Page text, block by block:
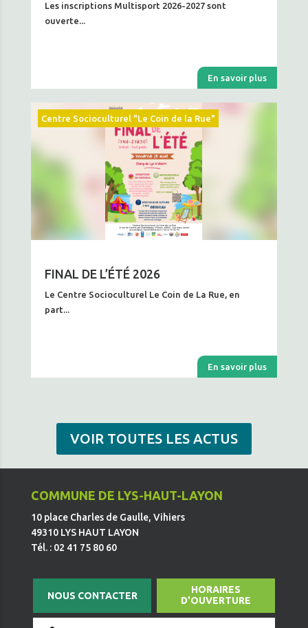
Les inscriptions Multisport 2026-2027 sont
ouverte...
En savoir plus
FINAL DE L’ÉTÉ 2026
Le Centre Socioculturel Le Coin de La Rue, en
part...
En savoir plus
Centre Socioculturel "Le Coin de la Rue"
VOIR TOUTES LES ACTUS
COMMUNE DE LYS-HAUT-LAYON
10 place Charles de Gaulle, Vihiers
49310 LYS HAUT LAYON
Tél. : 02 41 75 80 60
NOUS CONTACTER
HORAIRES
D'OUVERTURE